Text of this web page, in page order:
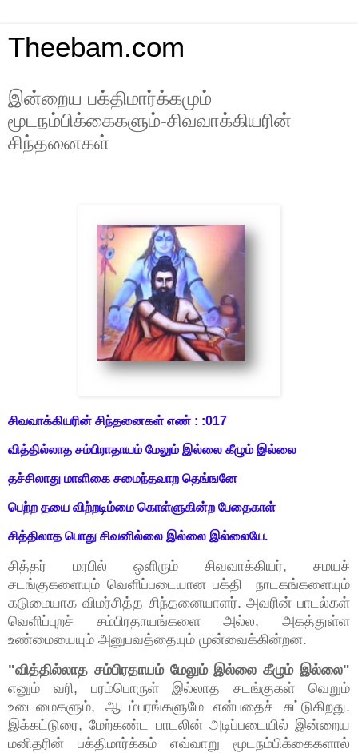
Theebam.com
இன்றைய பக்திமார்க்கமும்
மூடநம்பிக்கைகளும்-சிவவாக்கியரின்
சிந்தனைகள்
சிவவாக்கியரின் சிந்தனைகள் எண் : :017
வித்தில்லாத சம்பிராதாயம் மேலும் இல்லை கீழும் இல்லை
தச்சிலாது மாளிகை சமைந்தவாற தெங்ஙனே
பெற்ற தயை விற்றடிம்மை கொள்ளுகின்ற பேதைகாள்
சித்திலாத பொது சிவனில்லை இல்லை இல்லையே.
சித்தர் மரபில் ஒளிரும் சிவவாக்கியர், சமயச்
சடங்குகளையும் வெளிப்படையான பக்தி நாடகங்களையும்
கடுமையாக விமர்சித்த சிந்தனையாளர். அவரின் பாடல்கள்
வெளிப்புறச் சம்பிரதாயங்களை அல்ல, அகத்துள்ள
உண்மையையும் அனுபவத்தையும் முன்வைக்கின்றன.
"வித்தில்லாத சம்பிரதாயம் மேலும் இல்லை கீழும் இல்லை"
எனும் வரி, பரம்பொருள் இல்லாத சடங்குகள் வெறும்
உடைமைகளும், ஆடம்பரங்களுமே என்பதைச் சுட்டுகிறது.
இக்கட்டுரை, மேற்கண்ட பாடலின் அடிப்படையில் இன்றைய
மனிதரின் பக்திமார்க்கம் எவ்வாறு மூடநம்பிக்கைகளால்